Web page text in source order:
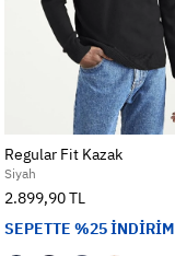
Regular Fit Kazak
Siyah
2.899,90 TL
SEPETTE %25 İNDİRİM